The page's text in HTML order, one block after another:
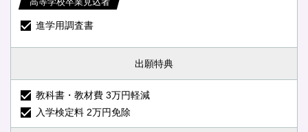
進学用調査書
出願特典
教科書・教材費 3万円軽減
入学検定料 2万円免除